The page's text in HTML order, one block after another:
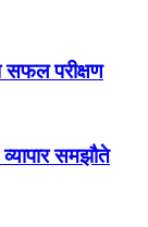
सफल परीक्षण
समझौते